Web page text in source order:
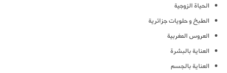
الحياة الزوجية
الطبخ و حلويات جزائرية
العروس المغربية
العناية بالبشرة
العناية بالجسم